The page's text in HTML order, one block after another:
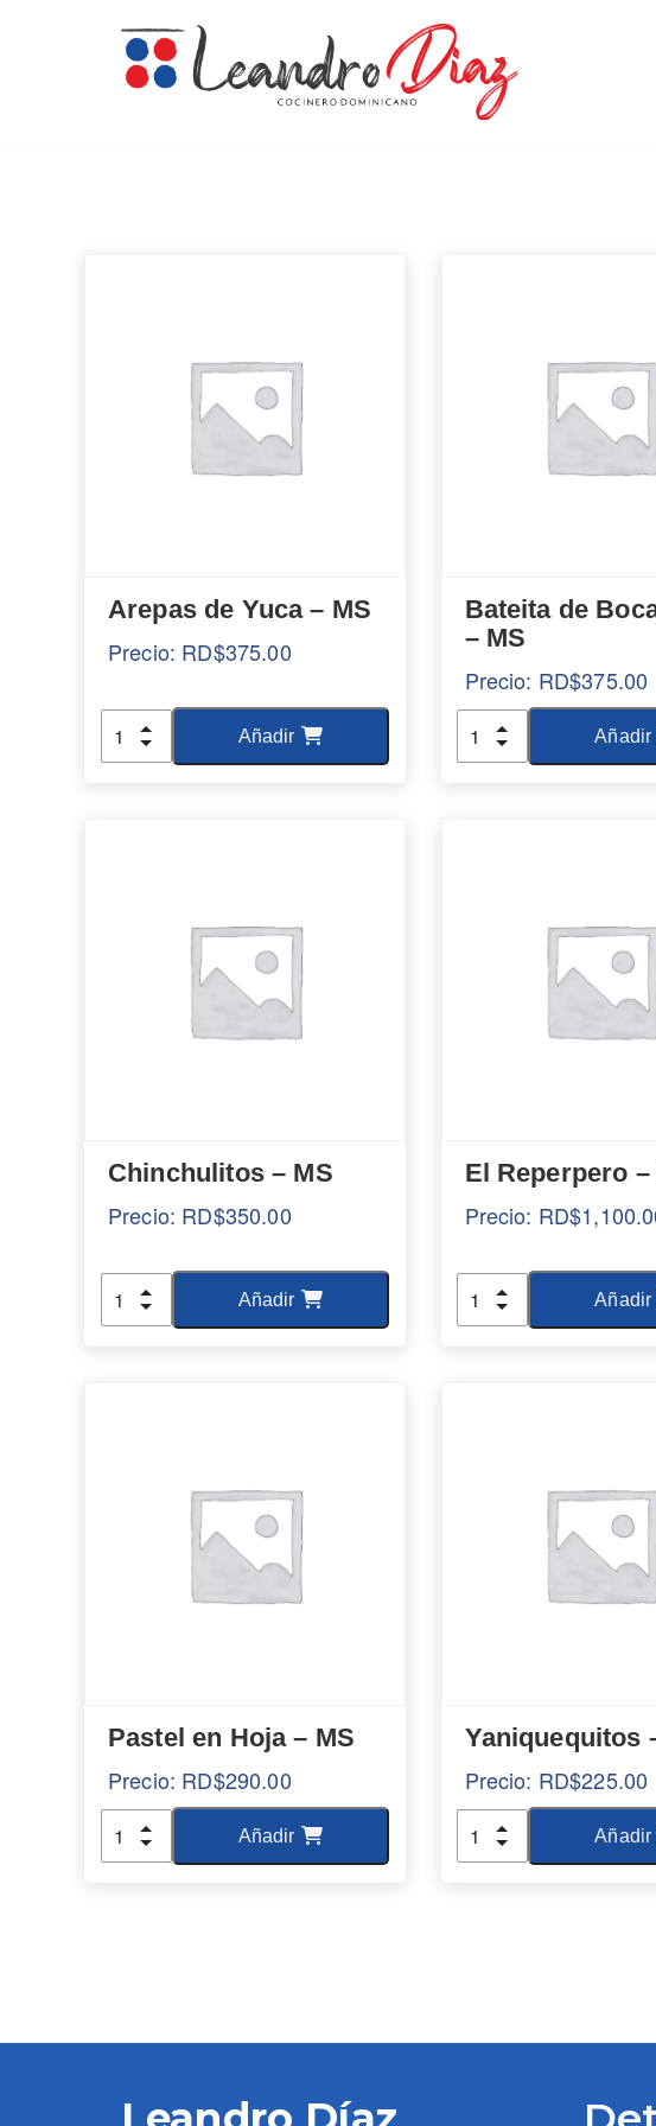
Arepas de Yuca – MS
Precio: RD$375.00
Cantidad
Añadir
Bateita de
– MS
Precio: RD$375.00
Cantidad
Añadir
Chinchulitos – MS
Precio: RD$350.00
Cantidad
Añadir
El Reperpero –
Precio: RD$
Cantidad
Añadir
Pastel en Hoja – MS
Precio: RD$290.00
Cantidad
Añadir
Yaniquequitos
Precio: RD$225.00
Cantidad
Añadir